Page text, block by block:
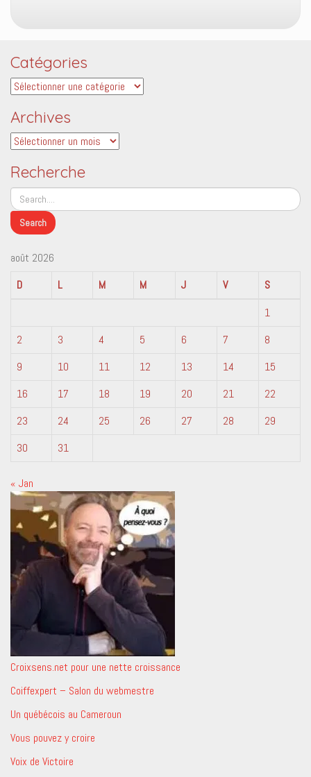
Catégories
Catégories
Archives
Archives
Recherche
août 2026
D
L M M J V
S
1
2
3 4 5 6 7
8
9
10 11 12 13 14
15
16
17 18 19 20 21
22
23
24 25 26 27 28
29
30
31
« Jan
Croixsens.net pour une nette croissance
Coiffexpert – Salon du webmestre
Un québécois au Cameroun
Vous pouvez y croire
Voix de Victoire